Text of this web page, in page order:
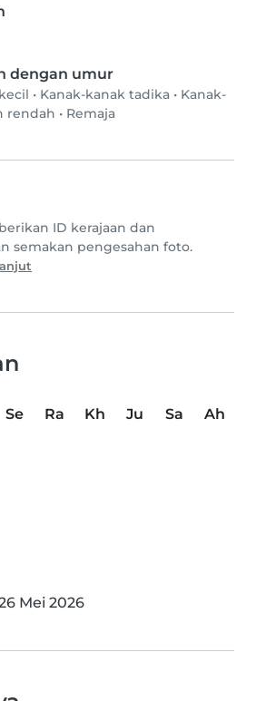
dengan umur
• Kanak-kanak tadika • Kanak-
rendah • Remaja
ID kerajaan dan
semakan pengesahan foto.
Se Ra Kh Ju Sa
Ah
Mei 2026